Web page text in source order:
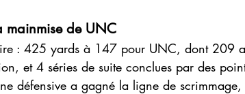
mainmise de UNC
: 425 yards à 147 pour UNC, dont 209
et 4 séries de suite conclues par des
défensive a gagné la ligne de